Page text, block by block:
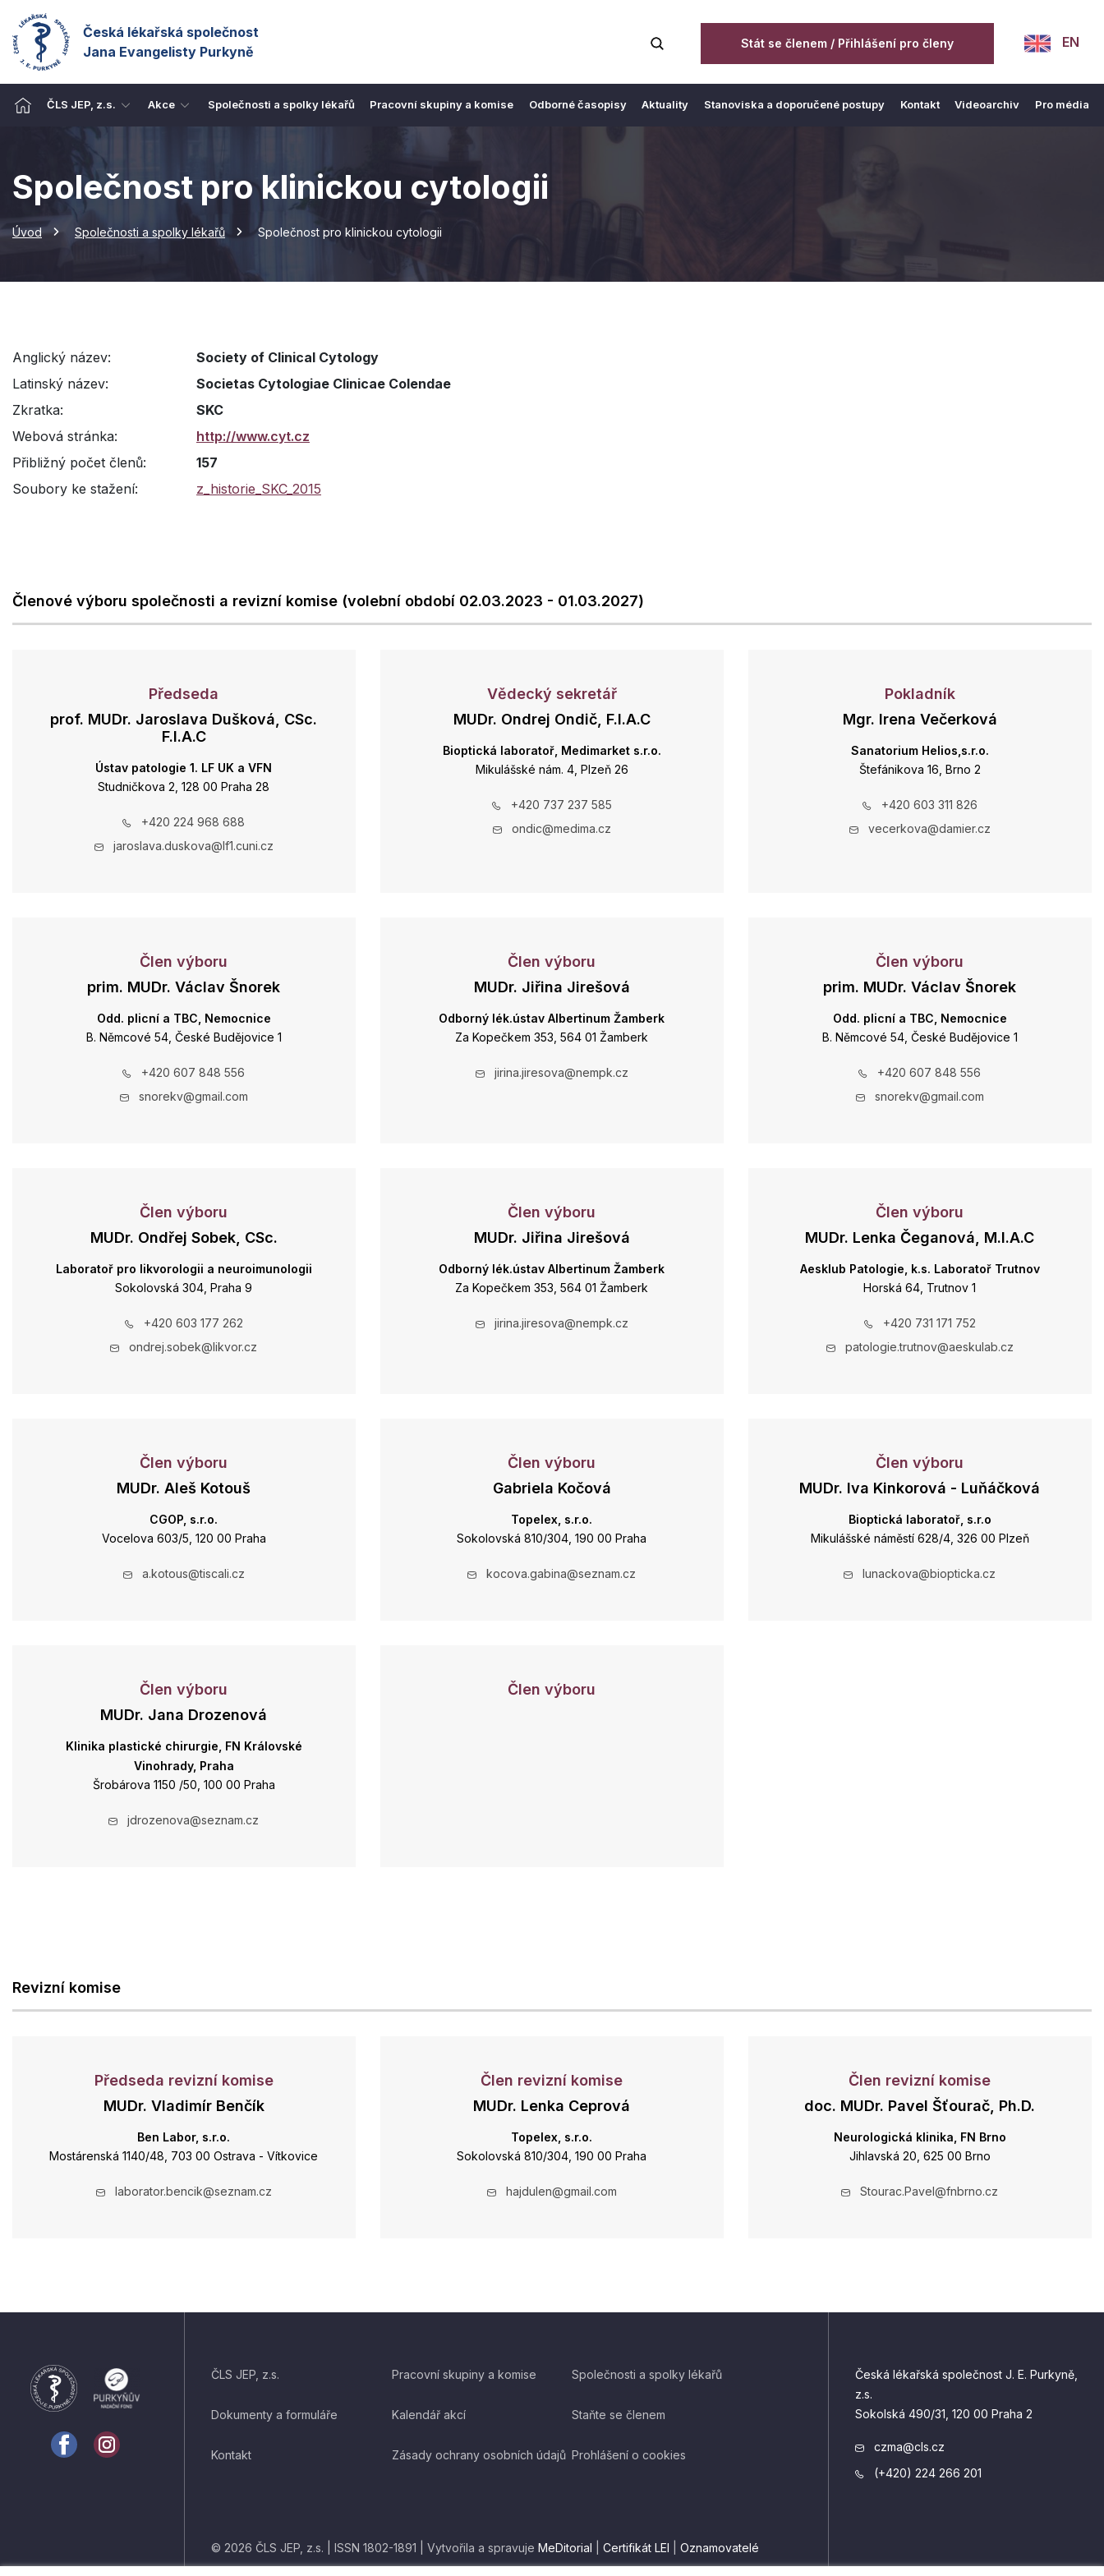
Česká lékařská společnost
Jana Evangelisty Purkyně
ČLS JEP, z.s. Akce Společnosti a spolky lékařů Pracovní skupiny a komise Odborné časopisy Aktuality Stanoviska a doporučené postupy Kontakt Videoarchiv Pro média
Stát se členem / Přihlášení pro členy EN
Společnost pro klinickou cytologii
Úvod Společnosti a spolky lékařů Společnost pro klinickou cytologii
Anglický název:
Society of Clinical Cytology
Latinský název:
Societas Cytologiae Clinicae Colendae
Zkratka:
SKC
Webová stránka:
http://www.cyt.cz
Přibližný počet členů:
157
Soubory ke stažení:
z_historie_SKC_2015
Členové výboru společnosti a revizní komise (volební období 02.03.2023 - 01.03.2027)
Předseda
prof. MUDr. Jaroslava Dušková, CSc.
F.I.A.C
Ústav patologie 1. LF UK a VFN
Studničkova 2, 128 00 Praha 28
+420 224 968 688
jaroslava.duskova@lf1.cuni.cz
Vědecký sekretář
MUDr. Ondrej Ondič, F.I.A.C
Bioptická laboratoř, Medimarket s.r.o.
Mikulášské nám. 4, Plzeň 26
+420 737 237 585
ondic@medima.cz
Pokladník
Mgr. Irena Večerková
Sanatorium Helios,s.r.o.
Štefánikova 16, Brno 2
+420 603 311 826
vecerkova@damier.cz
Člen výboru
prim. MUDr. Václav Šnorek
Odd. plicní a TBC, Nemocnice
B. Němcové 54, České Budějovice 1
+420 607 848 556
snorekv@gmail.com
Člen výboru
MUDr. Jiřina Jirešová
Odborný lék.ústav Albertinum Žamberk
Za Kopečkem 353, 564 01 Žamberk
jirina.jiresova@nempk.cz
Člen výboru
prim. MUDr. Václav Šnorek
Odd. plicní a TBC, Nemocnice
B. Němcové 54, České Budějovice 1
+420 607 848 556
snorekv@gmail.com
Člen výboru
MUDr. Ondřej Sobek, CSc.
Laboratoř pro likvorologii a neuroimunologii
Sokolovská 304, Praha 9
+420 603 177 262
ondrej.sobek@likvor.cz
Člen výboru
MUDr. Jiřina Jirešová
Odborný lék.ústav Albertinum Žamberk
Za Kopečkem 353, 564 01 Žamberk
jirina.jiresova@nempk.cz
Člen výboru
MUDr. Lenka Čeganová, M.I.A.C
Aesklub Patologie, k.s. Laboratoř Trutnov
Horská 64, Trutnov 1
+420 731 171 752
patologie.trutnov@aeskulab.cz
Člen výboru
MUDr. Aleš Kotouš
CGOP, s.r.o.
Vocelova 603/5, 120 00 Praha
a.kotous@tiscali.cz
Člen výboru
Gabriela Kočová
Topelex, s.r.o.
Sokolovská 810/304, 190 00 Praha
kocova.gabina@seznam.cz
Člen výboru
MUDr. Iva Kinkorová - Luňáčková
Bioptická laboratoř, s.r.o
Mikulášské náměstí 628/4, 326 00 Plzeň
lunackova@biopticka.cz
Člen výboru
MUDr. Jana Drozenová
Klinika plastické chirurgie, FN Královské
Vinohrady, Praha
Šrobárova 1150 /50, 100 00 Praha
jdrozenova@seznam.cz
Člen výboru
Revizní komise
Předseda revizní komise
MUDr. Vladimír Benčík
Ben Labor, s.r.o.
Mostárenská 1140/48, 703 00 Ostrava - Vítkovice
laborator.bencik@seznam.cz
Člen revizní komise
MUDr. Lenka Ceprová
Topelex, s.r.o.
Sokolovská 810/304, 190 00 Praha
hajdulen@gmail.com
Člen revizní komise
doc. MUDr. Pavel Šťourač, Ph.D.
Neurologická klinika, FN Brno
Jihlavská 20, 625 00 Brno
Stourac.Pavel@fnbrno.cz
ČLS JEP, z.s. Pracovní skupiny a komise Společnosti a spolky lékařů
Dokumenty a formuláře Kalendář akcí Staňte se členem
Kontakt Zásady ochrany osobních údajů Prohlášení o cookies
© 2026 ČLS JEP, z.s. | ISSN 1802-1891 | Vytvořila a spravuje MeDitorial Certifikát LEI Oznamovatelé
Česká lékařská společnost J. E. Purkyně,
z.s.
Sokolská 490/31, 120 00 Praha 2
czma@cls.cz
(+420) 224 266 201